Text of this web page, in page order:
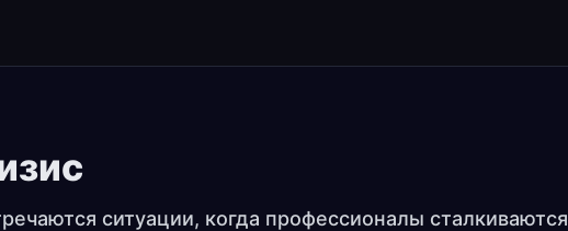
ситуации, когда профессионалы сталкиваются